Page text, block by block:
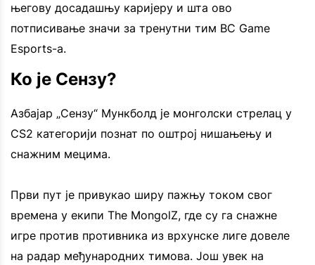
његову досадашњу каријеру и шта ово
потписивање значи за тренутни тим BC Game
Esports-а.
Ко је Сензу?
Азбајар „Сензу“ Мункболд је монголски стрелац у
CS2 категорији познат по оштрој нишањењу и
снажним мецима.
Први пут је привукао ширу пажњу током свог
времена у екипи The MongolZ, где су га снажне
игре против противника из врхунске лиге довеле
на радар међународних тимова. Још увек на